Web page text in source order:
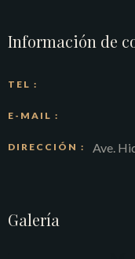
Información de
TEL :
E-MAIL :
DIRECCIÓN :
Ave.
Galería